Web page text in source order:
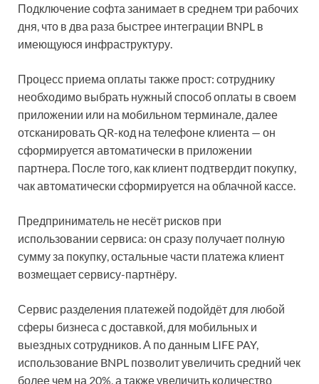
Подключение софта занимает в среднем три рабочих
дня, что в два раза быстрее интеграции BNPL в
имеющуюся инфраструктуру.
Процесс приема оплаты также прост: сотруднику
необходимо выбрать нужный способ оплаты в своем
приложении или на мобильном терминале, далее
отсканировать QR-код на телефоне клиента — он
сформируется автоматически в приложении
партнера. После того, как клиент подтвердит покупку,
чак автоматически сформируется на облачной кассе.
Предприниматель не несёт рисков при
использовании сервиса: он сразу получает полную
сумму за покупку, остальные части платежа клиент
возмещает сервису-партнёру.
Сервис разделения платежей подойдёт для любой
сферы бизнеса с доставкой, для мобильных и
выездных сотрудников. А по данным LIFE PAY,
использование BNPL позволит увеличить средний чек
более чем на 20%, а также увеличить количество